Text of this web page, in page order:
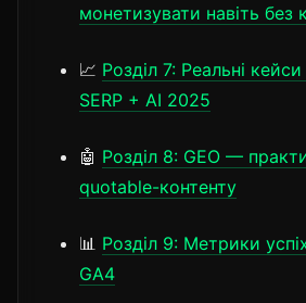
монетизувати навіть без
📈 Розділ 7: Реальні кейси
SERP + AI 2025
🤖 Розділ 8: GEO —
quotable-контенту
📊 Розділ 9: Метрики
GA4